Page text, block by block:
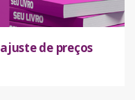
de preços